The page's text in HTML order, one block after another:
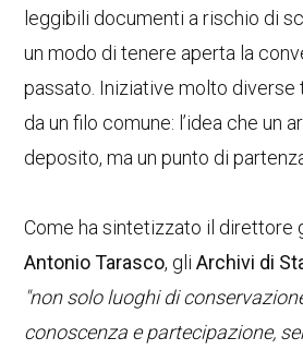
leggibili documenti a rischio di
un modo di tenere aperta la
passato. Iniziative molto diverse
da un filo comune: l’idea che un
deposito, ma un punto di
Come ha sintetizzato il direttore
Antonio Tarasco, gliArchivi di
"non solo luoghi di
conoscenza e partecipazione,